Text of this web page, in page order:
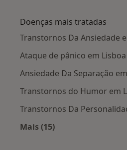
Doenças mais tratadas
Transtornos Da Ansiedade
Ataque de pânico em Lisboa
Ansiedade Da Separação
Transtornos do Humor em
Transtornos Da
Mais (15)